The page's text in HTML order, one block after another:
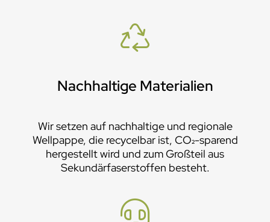
Nachhaltige Materialien
Wir setzen auf nachhaltige und regionale
Wellpappe, die recycelbar ist, CO₂-sparend
hergestellt wird und zum Großteil aus
Sekundärfaserstoffen besteht.